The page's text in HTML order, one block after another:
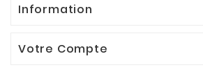
Information
Votre Compte